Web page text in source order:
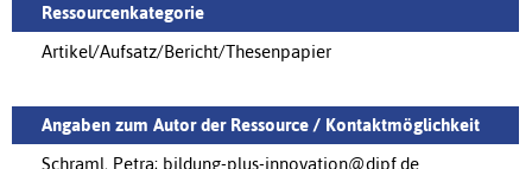
Ressourcenkategorie
Artikel/Aufsatz/Bericht/Thesenpapier
Angaben zum Autor der Ressource / Kontaktmöglichkeit
Schraml, Petra; bildung-plus-innovation@dipf.de